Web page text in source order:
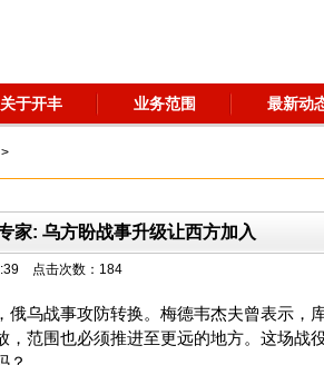
关于开丰 业务范围 最新动
>
家: 乌方盼战事升级让西方加入
点击次数：184
俄乌战事攻防转换。梅德韦杰夫曾表示，
，范围也必须推进至更远的地方。这场战